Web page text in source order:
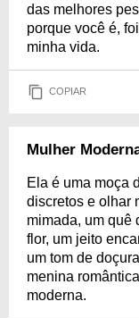
das melhores
porque você é,
minha vida.
COPIAR
Mulher
Ela é uma moça
discretos e olhar
mimada, um quê
flor, um jeito
um tom de
menina
moderna.